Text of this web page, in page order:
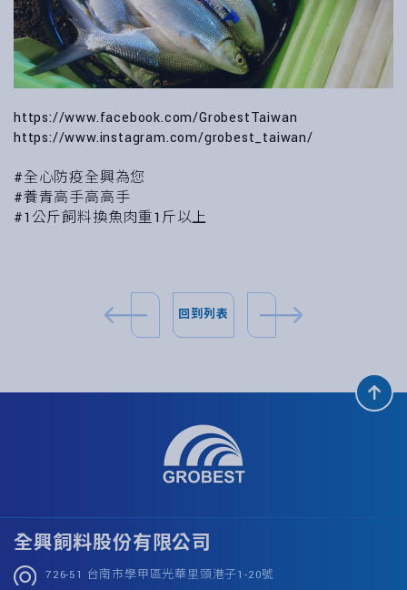
https://www.facebook.com/GrobestTaiwan
https://www.instagram.com/grobest_taiwan/
#全心防疫全興為您
#養青高手高高手
#1公斤飼料換魚肉重1斤以上
回到列表
全興飼料股份有限公司
726-51 台南市學甲區光華里頭港子1-20號